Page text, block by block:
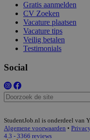
Gratis aanmelden
CV Zoeken
Vacature plaatsen
Vacature tips
Veilig betalen
Testimonials
Social
StudentJob.nl is onderdeel van
Algemene voorwaarden • Privacy
4.3 - 3366 reviews